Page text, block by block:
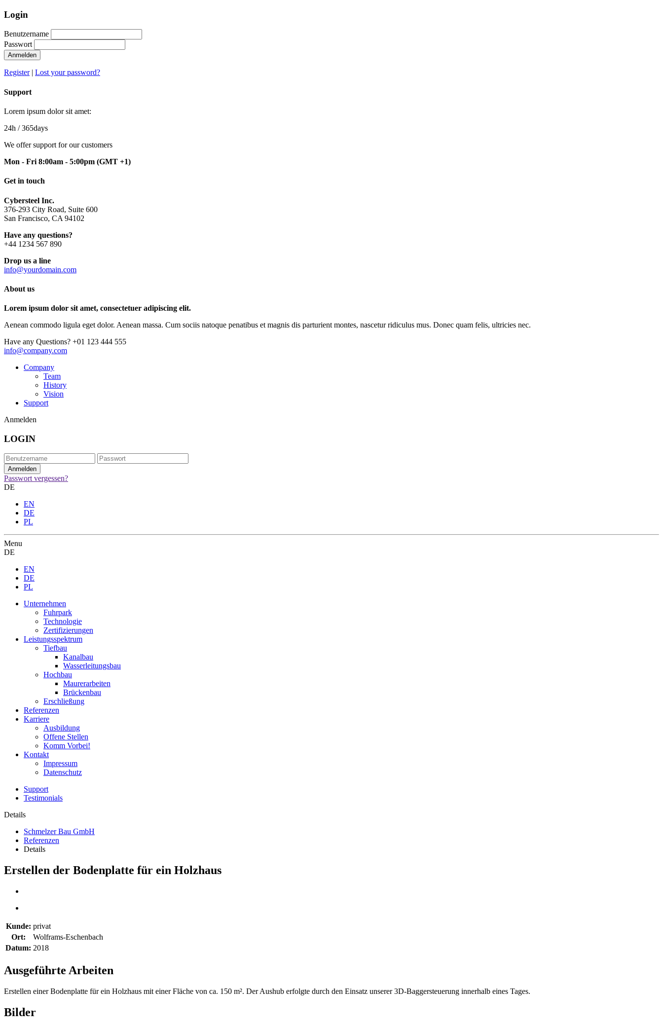
Login
Benutzername
Passwort
Anmelden
Register| Lost your password?
Support
Lorem ipsum dolor sit amet:
24h / 365days
We offer support for our customers
Mon - Fri 8:00am - 5:00pm (GMT +1)
Get in touch
Cybersteel Inc.
376-293 City Road, Suite 600
San Francisco, CA 94102
Have any questions?
+44 1234 567 890
Drop us a line
info@yourdomain.com
About us
Lorem ipsum dolor sit amet, consectetuer adipiscing elit.
Aenean commodo ligula eget dolor. Aenean massa. Cum sociis natoque penatibus et magnis dis parturient montes, nascetur ridiculus mus. Donec quam felis, ultricies nec.
Have any Questions? +01 123 444 555
info@company.com
Company
Team
History
Vision
Support
Anmelden
LOGIN
Passwort vergessen?
DE
EN
DE
PL
Menu
DE
EN
DE
PL
Unternehmen
Fuhrpark
Technologie
Zertifizierungen
Leistungsspektrum
Tiefbau
Kanalbau
Wasserleitungsbau
Hochbau
Maurerarbeiten
Brückenbau
Erschließung
Referenzen
Karriere
Ausbildung
Offene Stellen
Komm Vorbei!
Kontakt
Impressum
Datenschutz
Support
Testimonials
Details
Schmelzer Bau GmbH
Referenzen
Details
Erstellen der Bodenplatte für ein Holzhaus
Kunde: privat
Ort:
Wolframs-Eschenbach
Datum: 2018
Ausgeführte Arbeiten
Erstellen einer Bodenplatte für ein Holzhaus mit einer Fläche von ca. 150 m². Der Aushub erfolgte durch den Einsatz unserer 3D-Baggersteuerung innerhalb eines Tages.
Bilder